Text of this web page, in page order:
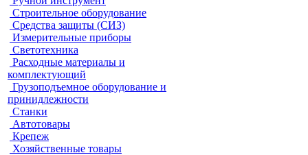
Строительное оборудование
Средства защиты (СИЗ)
Измерительные приборы
Светотехника
Расходные материалы и
комплектующий
Грузоподъемное оборудование и
принидлежности
Станки
Автотовары
Крепеж
Хозяйственные товары